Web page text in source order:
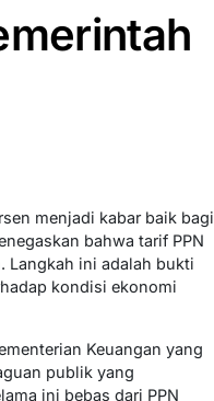
menjadi kabar baik bagi
bahwa tarif PPN
Langkah ini adalah bukti
kondisi ekonomi
Keuangan yang
publik yang
ini bebas dari PPN